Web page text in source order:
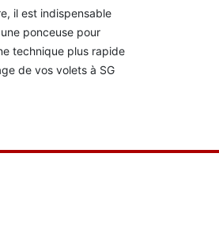
il est indispensable
ponceuse pour
technique plus rapide
de vos volets à SG